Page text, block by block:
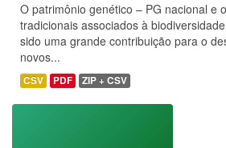
O patrimônio genético – PG nacional e
tradicionais associados à
sido uma grande contribuição para o
novos...
CSV PDF ZIP + CSV